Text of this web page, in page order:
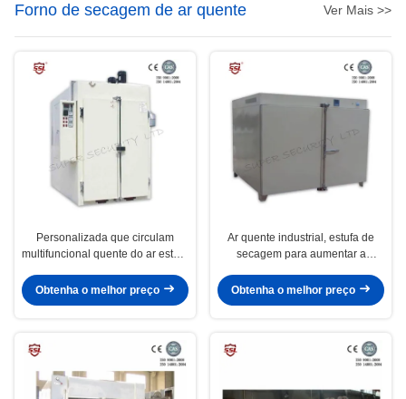
Forno de secagem de ar quente Ver Mais >>
Personalizada que circulam
multifuncional quente do ar estufa
automático
Obtenha o melhor preço
Ar quente industrial, estufa de
secagem para aumentar a
Obtenha o melhor preço